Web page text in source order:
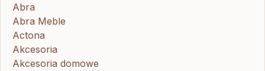
Abra
Abra Meble
Actona
Akcesoria
Akcesoria domowe